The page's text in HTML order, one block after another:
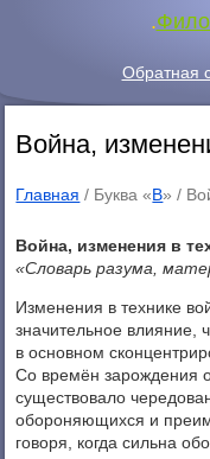
.
Обратная
Война,
Главная / Буква «В» /
Война, изменения в
«Словарь разума,
Изменения в технике
значительное влияние,
в основном
Со времён зарождения
существовало
обороняющихся и
говоря, когда сильна